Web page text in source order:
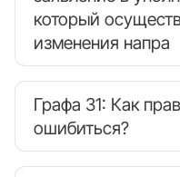
который
изменения напра
Графа 31: Как
ошибиться?